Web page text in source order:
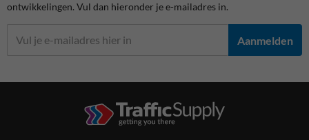
ontwikkelingen. Vul dan hieronder je e-mailadres in.
Aanmelden